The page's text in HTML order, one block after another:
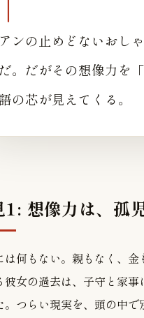
アンの止めどないおし
だ。だがその想像力を
語の芯が見えてくる。
1: 想像力は、孤
は何もない。親もなく、
彼女の過去は、子守と家
。つらい現実を、頭の中